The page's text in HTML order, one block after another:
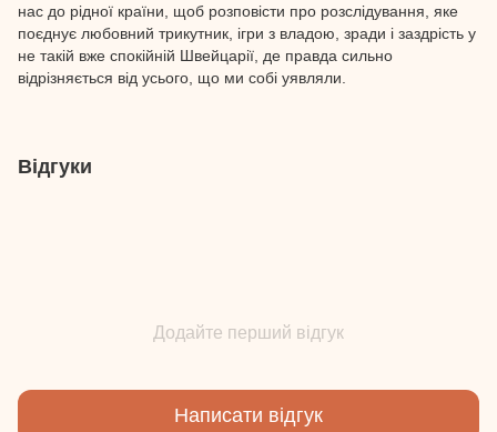
нас до рідної країни, щоб розповісти про розслідування, яке
поєднує любовний трикутник, ігри з владою, зради і заздрість у
не такій вже спокійній Швейцарії, де правда сильно
відрізняється від усього, що ми собі уявляли.
Відгуки
Додайте перший відгук
Написати відгук